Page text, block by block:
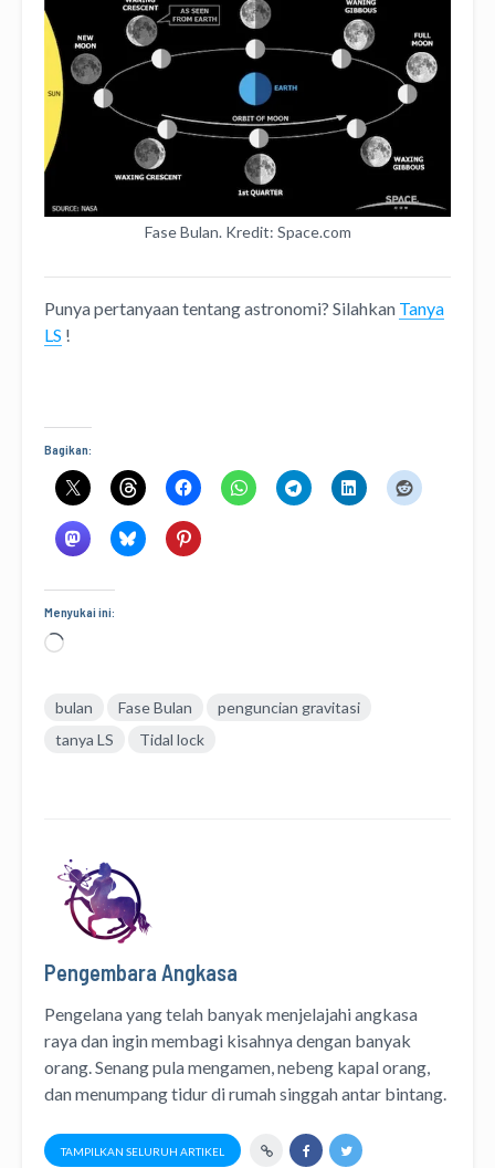
Fase Bulan. Kredit: Space.com
Punya pertanyaan tentang astronomi? Silahkan Tanya
LS !
Bagikan:
Menyukai ini:
Memuat...
bulan Fase Bulan
penguncian gravitasi
tanya LS
Tidal lock
Pengembara Angkasa
Pengelana yang telah banyak menjelajahi angkasa
raya dan ingin membagi kisahnya dengan banyak
orang. Senang pula mengamen, nebeng kapal orang,
dan menumpang tidur di rumah singgah antar bintang.
TAMPILKAN SELURUH ARTIKEL